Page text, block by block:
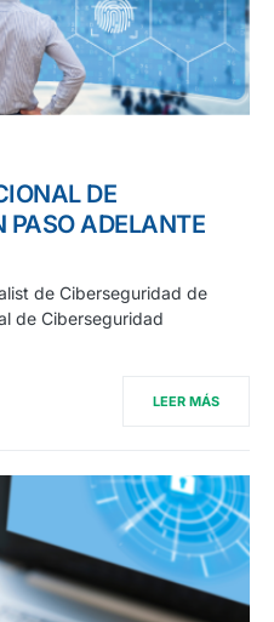
DE
PASO ADELANTE
de Ciberseguridad de
de Ciberseguridad
LEER MÁS